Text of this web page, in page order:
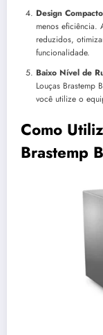
Design
menos eficiência.
reduzidos,
funcionalidade.
Baixo Nível de
Louças Brastemp
você utilize o
Como
Brastemp